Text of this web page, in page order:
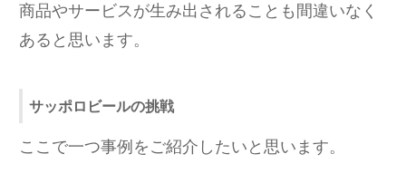
商品やサービスが生み出されることも間違いなく
あると思います。
サッポロビールの挑戦
ここで一つ事例をご紹介したいと思います。